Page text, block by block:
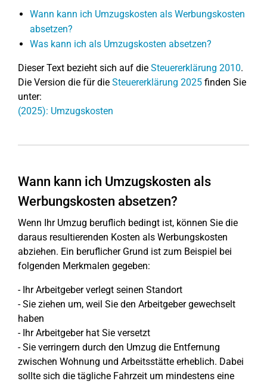
Wann kann ich Umzugskosten als Werbungskosten
absetzen?
Was kann ich als Umzugskosten absetzen?
Dieser Text bezieht sich auf die Steuererklärung 2010.
Die Version die für die Steuererklärung 2025 finden Sie
unter:
(2025): Umzugskosten
Wann kann ich Umzugskosten als
Werbungskosten absetzen?
Wenn Ihr Umzug beruflich bedingt ist, können Sie die
daraus resultierenden Kosten als Werbungskosten
abziehen. Ein beruflicher Grund ist zum Beispiel bei
folgenden Merkmalen gegeben:
- Ihr Arbeitgeber verlegt seinen Standort
- Sie ziehen um, weil Sie den Arbeitgeber gewechselt
haben
- Ihr Arbeitgeber hat Sie versetzt
- Sie verringern durch den Umzug die Entfernung
zwischen Wohnung und Arbeitsstätte erheblich. Dabei
sollte sich die tägliche Fahrzeit um mindestens eine